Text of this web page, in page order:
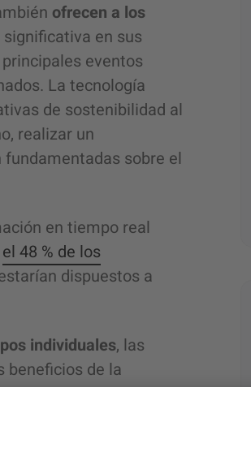
ofrecen a los
en sus
eventos
La tecnología
de sostenibilidad al
realizar un
sobre el
en tiempo real
el 48 % de los
dispuestos a
individuales, las
beneficios de la
pueden optimizar la
costos operativos